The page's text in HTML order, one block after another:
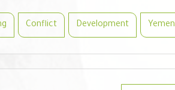
Yemen
Development
Conflict